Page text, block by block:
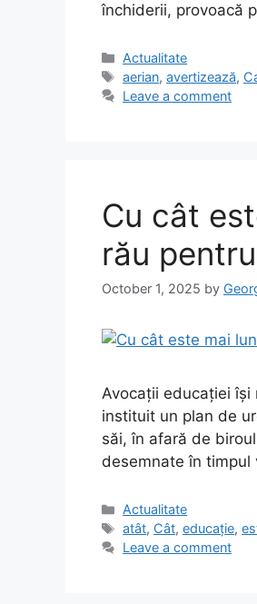
închiderii, provoacă
Categories
Actualitate
Tags
aerian,avertizează,
Leave a comment
Cu cât
rău
October 1, 2025 by
Avocații educației își
instituit un plan de
săi, în afară de
desemnate în
Categories
Actualitate
Tags
atât, Cât,educație,
Leave a comment